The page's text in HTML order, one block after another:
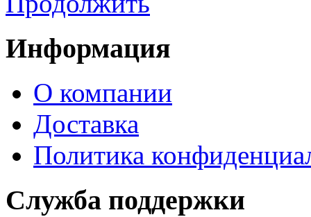
Информация
О компании
Доставка
Политика
Служба поддержки